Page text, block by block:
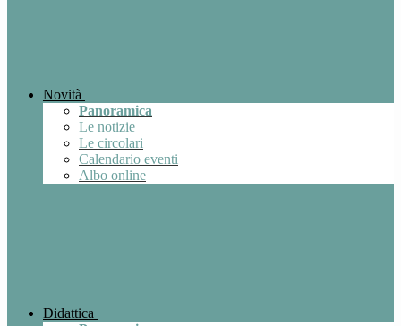
Novità
Panoramica
Le notizie
Le circolari
Calendario eventi
Albo online
Didattica